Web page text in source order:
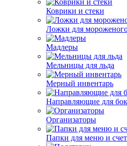
Коврики и стеки
Ложки для
Мадлеры
Мельницы для льда
Мерный инвентарь
Направляющие для
Организаторы
Папки для меню и